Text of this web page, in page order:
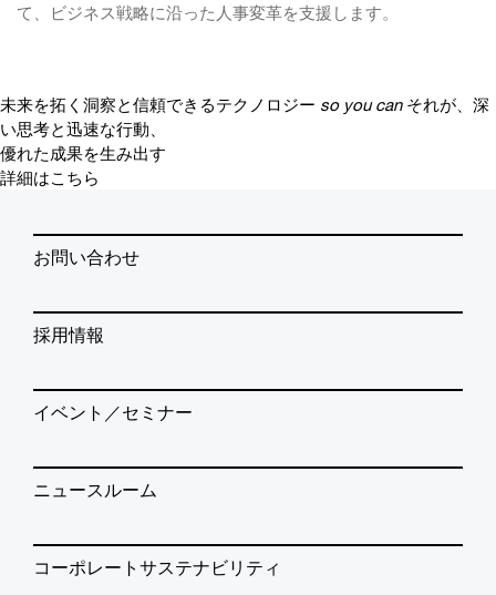
て、ビジネス戦略に沿った人事変革を支援します。
未来を拓く洞察と信頼できるテクノロジー so you can それが、深
い思考と迅速な行動、
優れた成果を生み出す
詳細はこちら
お問い合わせ
採用情報
イベント／セミナー
ニュースルーム
コーポレートサステナビリティ